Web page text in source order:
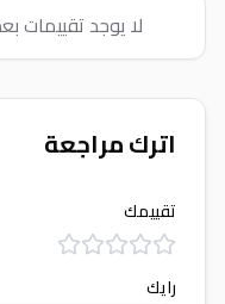
لا يوجد تقييمات
اترك مراجعة
تقييمك
رايك